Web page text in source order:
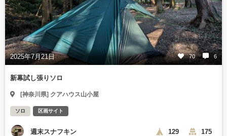
2025年7月21日 70 6
新幕試し張りソロ
[神奈川県] クアハウス山小屋
ソロ 区画サイト
週末スナフキン 129 175